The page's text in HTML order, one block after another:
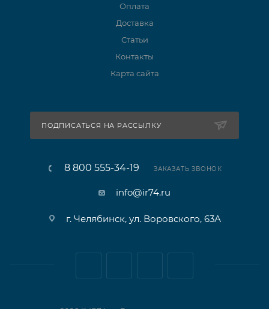
Оплата
Доставка
Статьи
Контакты
Карта сайта
ПОДПИСАТЬСЯ НА РАССЫЛКУ
8 800 555-34-19 ЗАКАЗАТЬ ЗВОНОК
info@ir74.ru
г. Челябинск, ул. Воровского, 63А